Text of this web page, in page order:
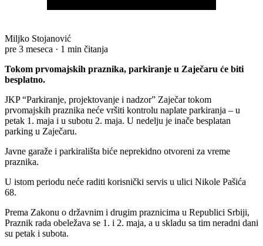
Miljko Stojanović
pre 3 meseca · 1 min čitanja
Tokom prvomajskih praznika, parkiranje u Zaječaru će biti
besplatno.
JKP “Parkiranje, projektovanje i nadzor” Zaječar tokom
prvomajskih praznika neće vršiti kontrolu naplate parkiranja – u
petak 1. maja i u subotu 2. maja. U nedelju je inače besplatan
parking u Zaječaru.
Javne garaže i parkirališta biće neprekidno otvoreni za vreme
praznika.
U istom periodu neće raditi korisnički servis u ulici Nikole Pašića
68.
Prema Zakonu o državnim i drugim praznicima u Republici Srbiji,
Praznik rada obeležava se 1. i 2. maja, a u skladu sa tim neradni dani
su petak i subota.